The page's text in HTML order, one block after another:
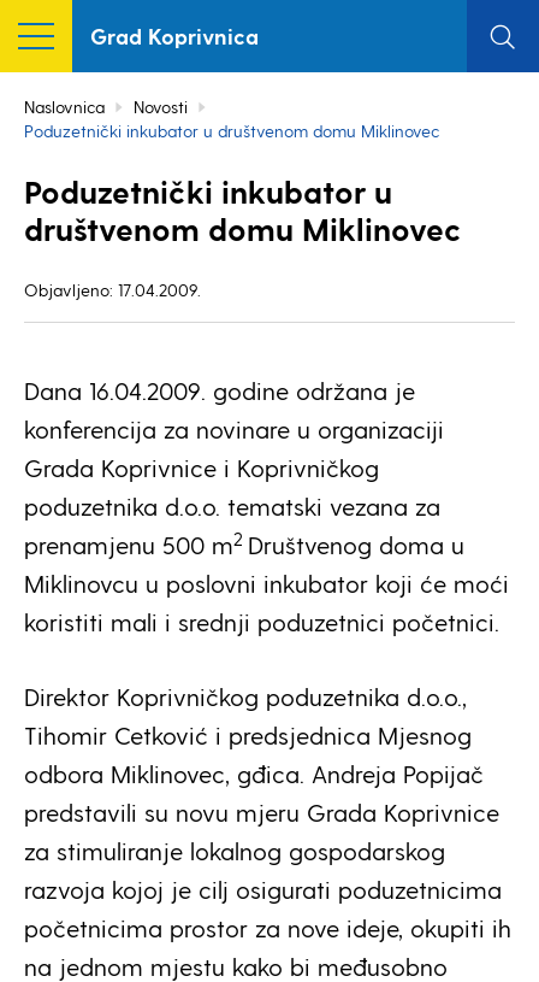
Grad Koprivnica
Naslovnica
Novosti
Poduzetnički inkubator u društvenom domu Miklinovec
Poduzetnički inkubator u
društvenom domu Miklinovec
Objavljeno: 17.04.2009.
Dana 16.04.2009. godine održana je
konferencija za novinare u organizaciji
Grada Koprivnice i Koprivničkog
poduzetnika d.o.o. tematski vezana za
prenamjenu 500 m2 Društvenog doma u
Miklinovcu u poslovni inkubator koji će moći
koristiti mali i srednji poduzetnici početnici.
Direktor Koprivničkog poduzetnika d.o.o.,
Tihomir Cetković i predsjednica Mjesnog
odbora Miklinovec, gđica. Andreja Popijač
predstavili su novu mjeru Grada Koprivnice
za stimuliranje lokalnog gospodarskog
razvoja kojoj je cilj osigurati poduzetnicima
početnicima prostor za nove ideje, okupiti ih
na jednom mjestu kako bi međusobno